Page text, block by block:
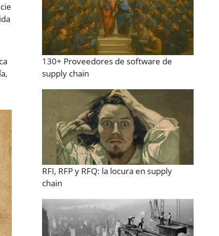
130+ Proveedores de software de
supply chain
RFI, RFP y RFQ: la locura en supply
chain